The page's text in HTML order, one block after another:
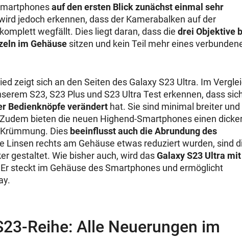
auf den ersten Blick zunächst einmal sehr
jedoch erkennen, dass der Kamerabalken auf der
wegfällt. Dies liegt daran, dass die drei Objektive
im Gehäuse sitzen und kein Teil mehr eines
zeigt sich an den Seiten des Galaxy S23 Ultra. Im
S23, S23 Plus und S23 Ultra Test erkennen, dass
Bedienknöpfe verändert hat. Sie sind minimal breiter und
bieten die neuen Highend-Smartphones einen
Dies beeinflusst auch die Abrundung des
Linsen rechts am Gehäuse etwas reduziert wurden, sind
gestaltet. Wie bisher auch, wird dasGalaxy S23 Ultra mit
steckt im Gehäuse des Smartphones und ermöglicht
Reihe: Alle Neuerungen im